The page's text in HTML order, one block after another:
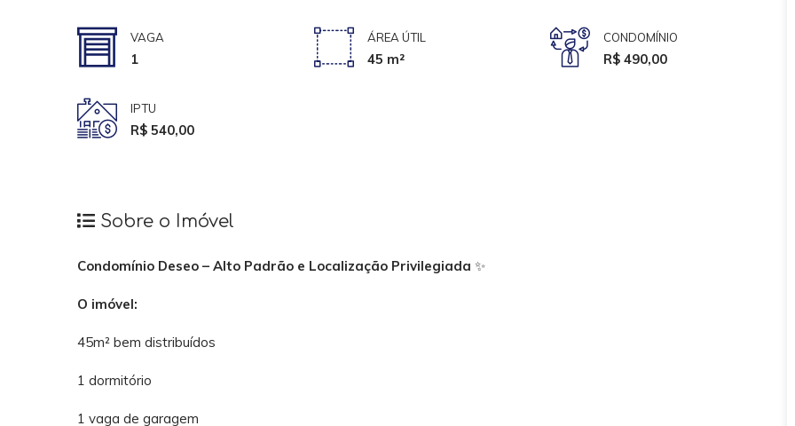
VAGA
1
ÁREA ÚTIL
45 m²
CONDOMÍNIO
R$ 490,00
IPTU
R$ 540,00
Sobre o Imóvel
Condomínio Deseo – Alto Padrão e Localização Privilegiada ✨
O imóvel:
45m² bem distribuídos
1 dormitório
1 vaga de garagem